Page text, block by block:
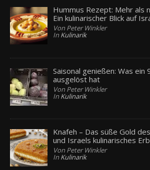
Hummus Rezept: Mehr als
Ein kulinarischer Blick auf
Von Peter Winkler
In Kulinarik
Saisonal genießen: Was ein
ausgelöst hat
Von Peter Winkler
In Kulinarik
Knafeh – Das süße Gold
und Israels kulinarisches
Von Peter Winkler
In Kulinarik